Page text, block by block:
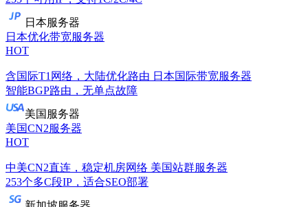
日本服务器
日本优化带宽服务器
HOT
含国际T1网络，大陆优化路由 日本国际带宽服务器
智能BGP路由，无单点故障
美国服务器
美国CN2服务器
HOT
中美CN2直连，稳定机房网络 美国站群服务器
253个多C段IP，适合SEO部署